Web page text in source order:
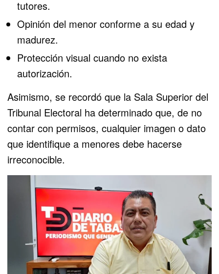
tutores.
Opinión del menor conforme a su edad y
madurez.
Protección visual cuando no exista
autorización.
Asimismo, se recordó que la Sala Superior del
Tribunal Electoral ha determinado que, de no
contar con permisos, cualquier imagen o dato
que identifique a menores debe hacerse
irreconocible.